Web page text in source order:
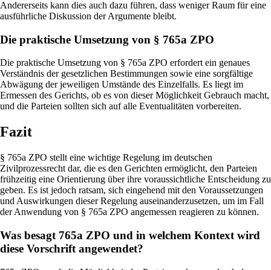
Andererseits kann dies auch dazu führen, dass weniger Raum für eine
ausführliche Diskussion der Argumente bleibt.
Die praktische Umsetzung von § 765a ZPO
Die praktische Umsetzung von § 765a ZPO erfordert ein genaues
Verständnis der gesetzlichen Bestimmungen sowie eine sorgfältige
Abwägung der jeweiligen Umstände des Einzelfalls. Es liegt im
Ermessen des Gerichts, ob es von dieser Möglichkeit Gebrauch macht,
und die Parteien sollten sich auf alle Eventualitäten vorbereiten.
Fazit
§ 765a ZPO stellt eine wichtige Regelung im deutschen
Zivilprozessrecht dar, die es den Gerichten ermöglicht, den Parteien
frühzeitig eine Orientierung über ihre voraussichtliche Entscheidung zu
geben. Es ist jedoch ratsam, sich eingehend mit den Voraussetzungen
und Auswirkungen dieser Regelung auseinanderzusetzen, um im Fall
der Anwendung von § 765a ZPO angemessen reagieren zu können.
Was besagt 765a ZPO und in welchem Kontext wird
diese Vorschrift angewendet?